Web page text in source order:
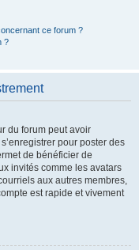
ce forum ?
?
du forum peut avoir
pour poster des
de bénéficier de
invités comme les avatars
aux autres membres,
est rapide et vivement